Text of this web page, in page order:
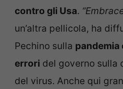
contro gli Usa.
un’altra pellicola, ha
Pechino sulla pandemia
errori del governo sulla
del virus. Anche qui